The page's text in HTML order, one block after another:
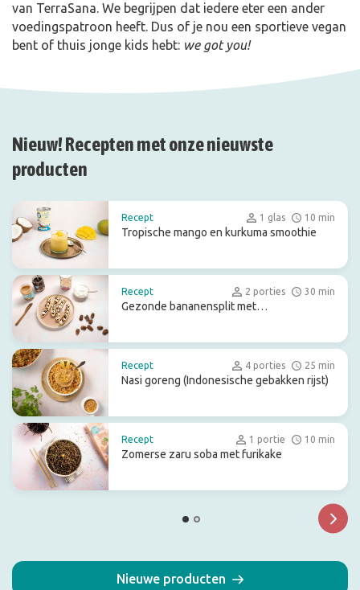
van TerraSana. We begrijpen dat iedere eter een ander
voedingspatroon heeft. Dus of je nou een sportieve vegan
bent of thuis jonge kids hebt: we got you!
Nieuw! Recepten met onze nieuwste
producten
Recept 1 glas 10 min
Tropische mango en kurkuma smoothie
Recept 2 porties 30 min
Gezonde bananensplit met
Recept 4 porties 25 min
Nasi goreng (Indonesische gebakken rijst)
Recept 1 portie 10 min
Zomerse zaru soba met furikake
Nieuwe producten